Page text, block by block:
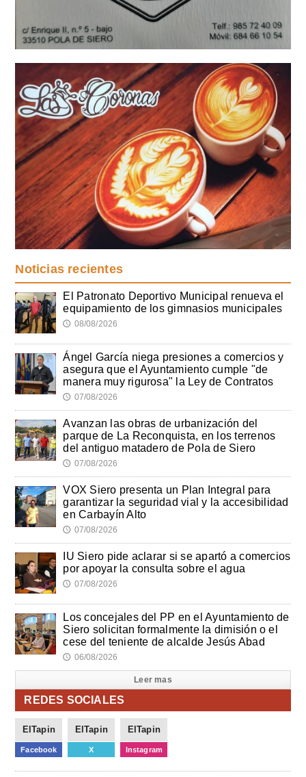
Noticias recientes
El Patronato Deportivo Municipal renueva el
equipamiento de los gimnasios municipales
🕔 08/08/2026
Ángel García niega presiones a comercios y
asegura que el Ayuntamiento cumple "de
manera muy rigurosa" la Ley de Contratos
🕔 07/08/2026
Avanzan las obras de urbanización del
parque de La Reconquista, en los terrenos
del antiguo matadero de Pola de Siero
🕔 07/08/2026
VOX Siero presenta un Plan Integral para
garantizar la seguridad vial y la accesibilidad
en Carbayín Alto
🕔 07/08/2026
IU Siero pide aclarar si se apartó a comercios
por apoyar la consulta sobre el agua
🕔 07/08/2026
Los concejales del PP en el Ayuntamiento de
Siero solicitan formalmente la dimisión o el
cese del teniente de alcalde Jesús Abad
🕔 06/08/2026
Leer mas
REDES SOCIALES
ElTapin
Facebook
ElTapin
X
ElTapin
Instagram